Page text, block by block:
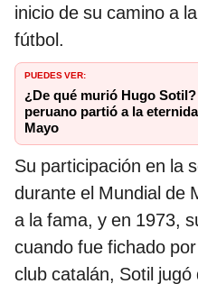
inicio de su camino a
fútbol.
PUEDES VER:
¿De qué murió Hugo
peruano partió a la
Mayo
Su participación en la
durante el Mundial de
a la fama, y en 1973,
cuando fue fichado
club catalán, Sotil